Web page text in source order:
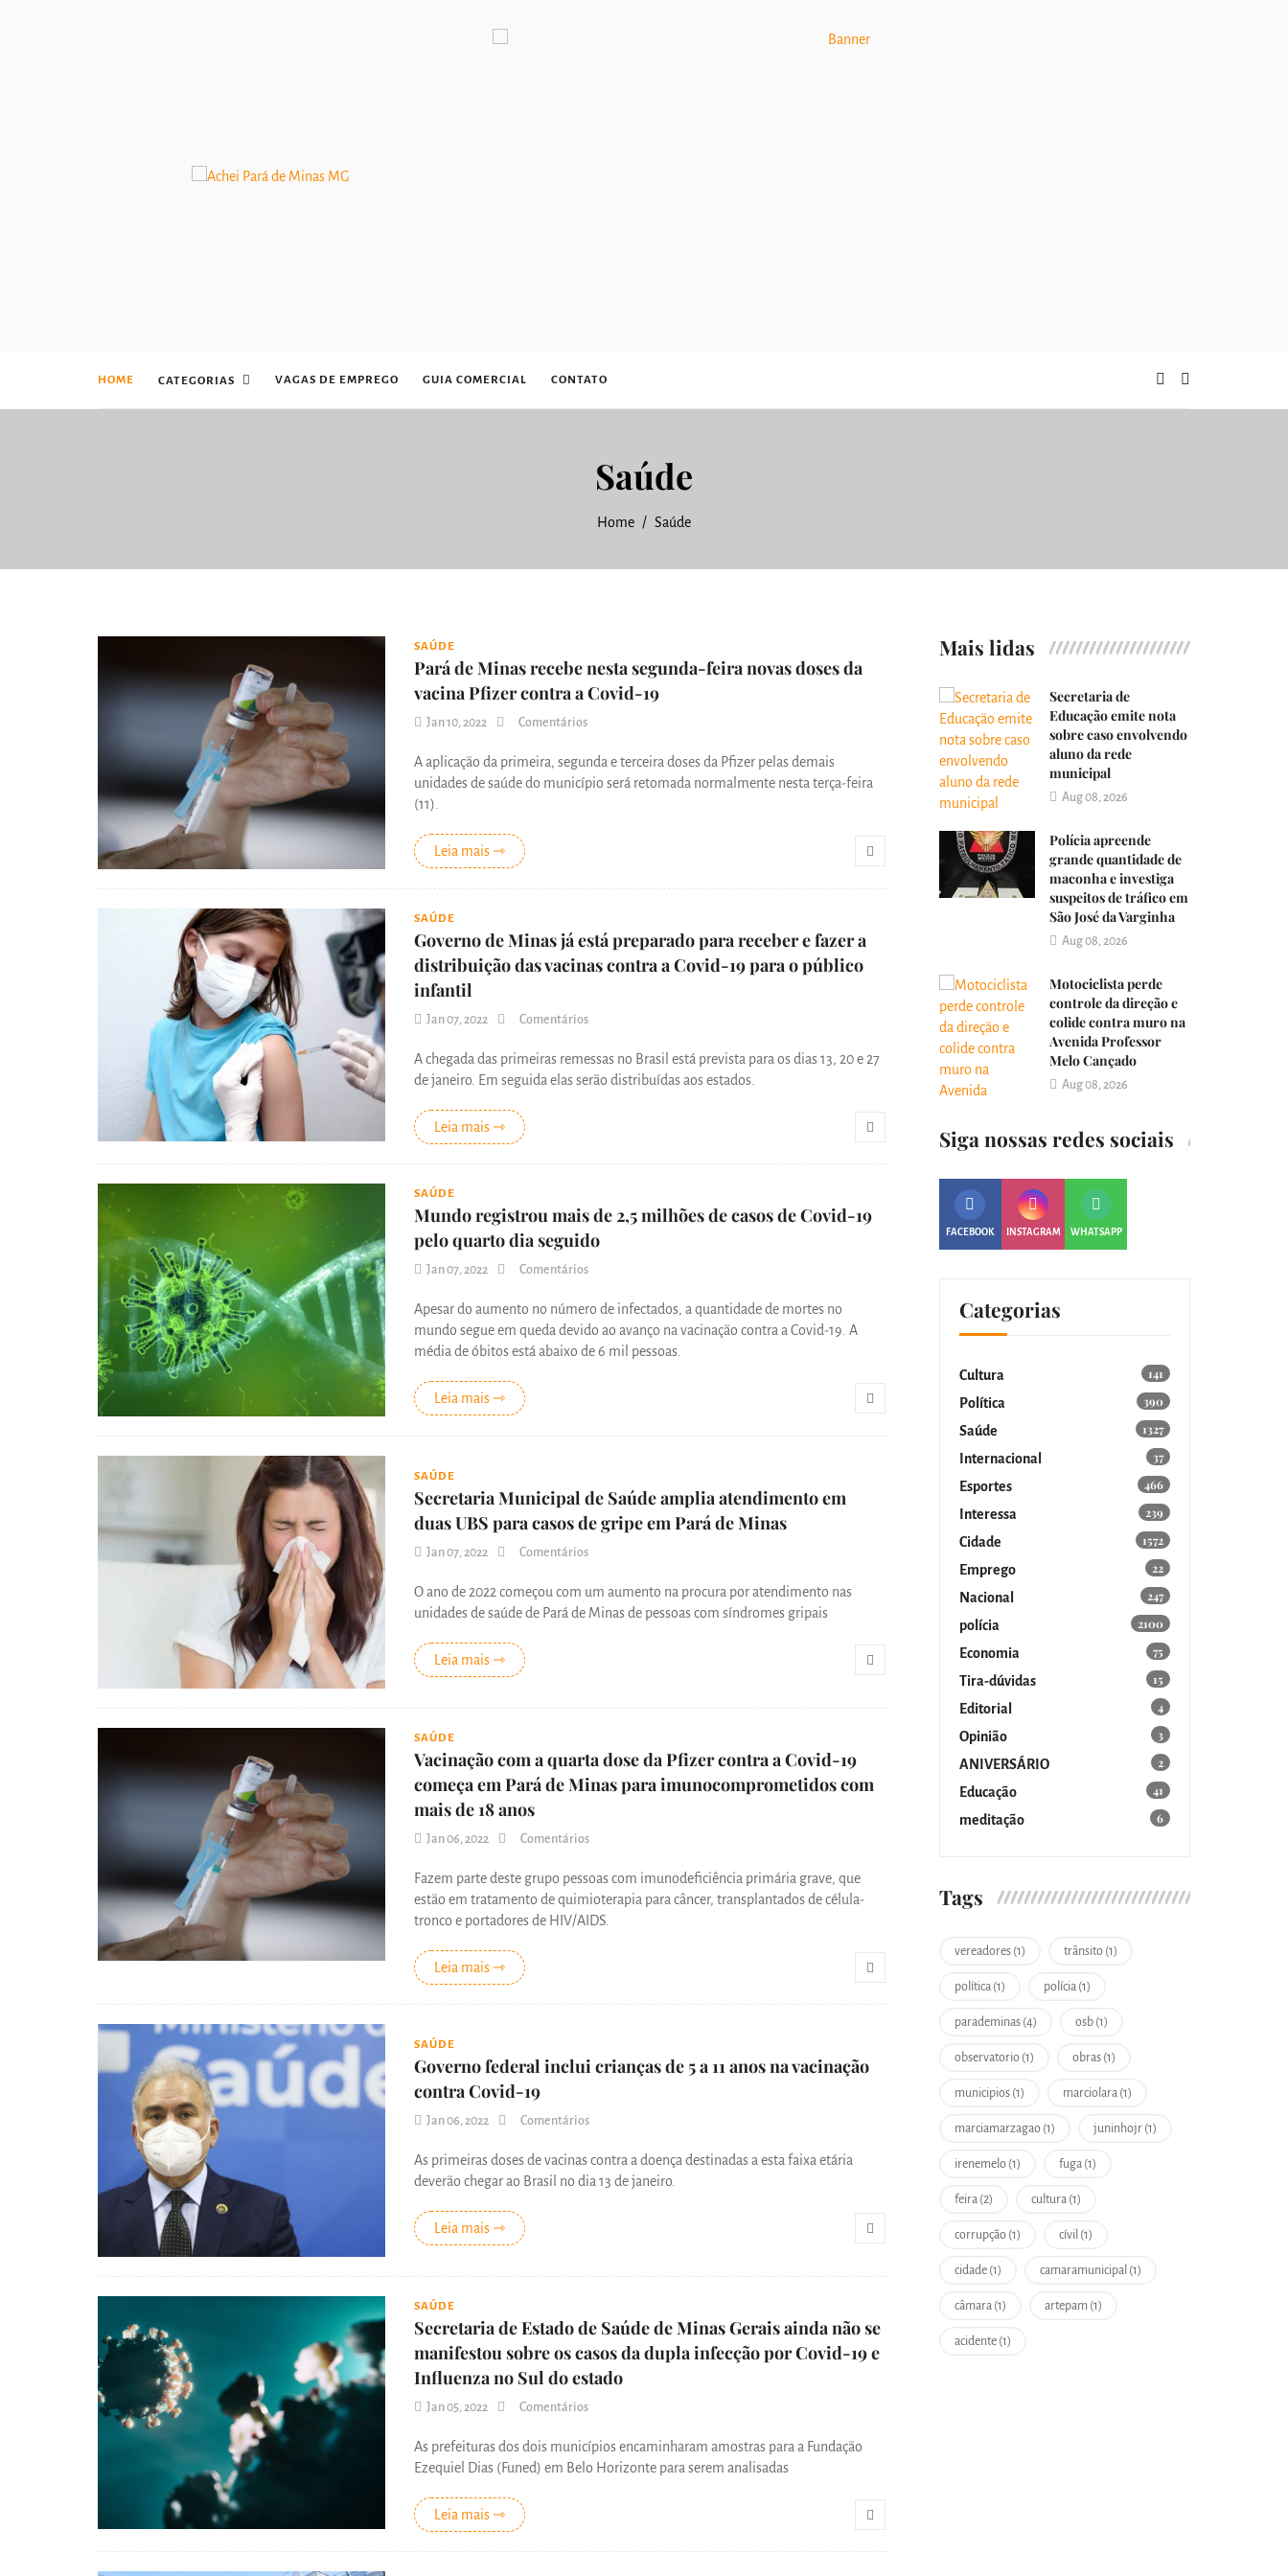
HOME CATEGORIAS VAGAS DE EMPREGO GUIA COMERCIAL CONTATO
Saúde
Home Saúde
SAÚDE
Pará de Minas recebe nesta segunda-feira novas doses da
vacina Pfizer contra a Covid-19
Jan 10, 2022 Comentários
A aplicação da primeira, segunda e terceira doses da Pfizer pelas demais
unidades de saúde do município será retomada normalmente nesta terça-feira
(11).
Leia mais ⇾
SAÚDE
Governo de Minas já está preparado para receber e fazer a
distribuição das vacinas contra a Covid-19 para o público
infantil
Jan 07, 2022 Comentários
A chegada das primeiras remessas no Brasil está prevista para os dias 13, 20 e 27
de janeiro. Em seguida elas serão distribuídas aos estados.
Leia mais ⇾
SAÚDE
Mundo registrou mais de 2,5 milhões de casos de Covid-19
pelo quarto dia seguido
Jan 07, 2022 Comentários
Apesar do aumento no número de infectados, a quantidade de mortes no
mundo segue em queda devido ao avanço na vacinação contra a Covid-19. A
média de óbitos está abaixo de 6 mil pessoas.
Leia mais ⇾
SAÚDE
Secretaria Municipal de Saúde amplia atendimento em
duas UBS para casos de gripe em Pará de Minas
Jan 07, 2022 Comentários
O ano de 2022 começou com um aumento na procura por atendimento nas
unidades de saúde de Pará de Minas de pessoas com síndromes gripais
Leia mais ⇾
SAÚDE
Vacinação com a quarta dose da Pfizer contra a Covid-19
começa em Pará de Minas para imunocomprometidos com
mais de 18 anos
Jan 06, 2022 Comentários
Fazem parte deste grupo pessoas com imunodeficiência primária grave, que
estão em tratamento de quimioterapia para câncer, transplantados de célula-
tronco e portadores de HIV/AIDS.
Leia mais ⇾
SAÚDE
Governo federal inclui crianças de 5 a 11 anos na vacinação
contra Covid-19
Jan 06, 2022 Comentários
As primeiras doses de vacinas contra a doença destinadas a esta faixa etária
deverão chegar ao Brasil no dia 13 de janeiro.
Leia mais ⇾
SAÚDE
Secretaria de Estado de Saúde de Minas Gerais ainda não se
manifestou sobre os casos da dupla infecção por Covid-19 e
Influenza no Sul do estado
Jan 05, 2022 Comentários
As prefeituras dos dois municípios encaminharam amostras para a Fundação
Ezequiel Dias (Funed) em Belo Horizonte para serem analisadas
Leia mais ⇾
Mais lidas
Secretaria de
Educação emite nota
sobre caso envolvendo
aluno da rede
municipal
Aug 08, 2026
Polícia apreende
grande quantidade de
maconha e investiga
suspeitos de tráfico em
São José da Varginha
Aug 08, 2026
Motociclista perde
controle da direção e
colide contra muro na
Avenida Professor
Melo Cançado
Aug 08, 2026
Siga nossas redes sociais
FACEBOOK INSTAGRAM WHATSAPP
Categorias
Cultura
141
Política
390
Saúde
1327
Internacional
37
Esportes
466
Interessa
239
Cidade
1572
Emprego
22
Nacional
247
polícia
2100
Economia
75
Tira-dúvidas
15
Editorial
4
Opinião
3
ANIVERSÁRIO
2
Educação
41
meditação
6
Tags
vereadores (1) trânsito (1)
política (1) polícia (1)
parademinas (4) osb (1)
observatorio (1) obras (1)
municipios (1) marciolara (1)
marciamarzagao (1) juninhojr (1)
irenemelo (1) fuga (1)
feira (2) cultura (1)
corrupção (1) cívil (1)
cidade (1) camaramunicipal (1)
câmara (1) artepam (1)
acidente (1)